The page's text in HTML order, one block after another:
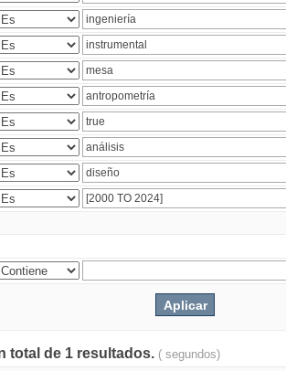
total de 1 resultados. ( segundos)